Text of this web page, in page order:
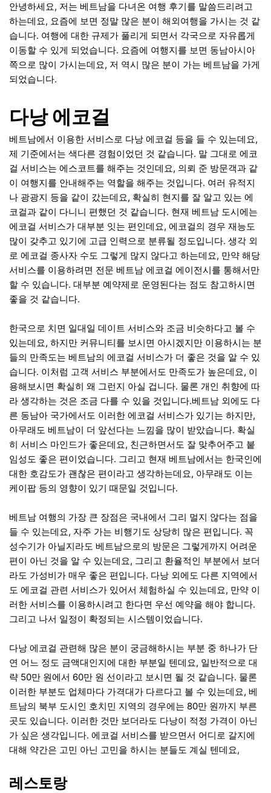
안녕하세요, 저는 베트남을 다녀온 여행 후기를 말씀드리려고
하는데요, 요즘에 보면 정말 많은 분이 해외여행을 가시는 것 같
습니다. 여행에 대한 규제가 풀리게 되면서 각국으로 자유롭게
이동할 수 있게 되었습니다. 요즘에 여행지를 보면 동남아시아
쪽으로 많이 가시는데요, 저 역시 많은 분이 가는 베트남을 가게
되었습니다.
다낭 에코걸
베트남에서 이용한 서비스로 다낭 에코걸 등을 들 수 있는데요,
제 기준에서는 색다른 경험이었던 것 같습니다. 말 그대로 에코
걸 서비스는 에스코트를 해주는 것인데요, 의뢰 준 방문객과 같
이 여행지를 안내해주는 역할을 해주는 것입니다. 여러 유적지
나 광광지 등을 같이 갔는데요, 확실히 현지를 잘 알고 있는 에
코걸과 같이 다니니 편했던 것 같습니다. 현재 베트남 도시에는
에코걸 서비스가 대부분 잇는 편인데요, 에코걸의 경우 재능도
많이 갖추고 있기에 고급 인력으로 분류될 정도입니다. 생각 외
로 에코걸 종사자 수도 그렇게 많지 않다고 하는데요, 만약 해당
서비스를 이용하려면 전문 베트남 에코걸 에이전시를 통해서만
할 수 있습니다. 대부분 예약제로 운영된다는 점도 참고하시면
좋을 것 같습니다.
한국으로 치면 일대일 데이트 서비스와 조금 비슷하다고 볼 수
있는데요, 하지만 커뮤니티를 보시면 아시겠지만 이용하시는 분
들의 만족도는 베트남의 에코걸 서비스가 더 좋은 것을 알 수 있
습니다. 이처럼 고객 서비스 부분에서도 만족도가 높은데요, 이
용해보시면 확실히 왜 그런지 아실 겁니다. 물론 개인 취향에 따
라 생각하는 것은 조금 다를 수 있을 것입니다.베트남 외에도 다
른 동남아 국가에서도 이러한 에코걸 서비스가 있기는 하지만,
아무래도 베트남이 더 앞선다는 느낌을 많이 받았습니다. 확실
히 서비스 마인드가 좋은데요, 친근하면서도 잘 맞추어주고 붙
임성도 좋은 편이었습니다. 그리고 현재 베트남에서는 한국인에
대한 호감도가 괜찮은 편이라고 생각하는데요, 아무래도 이는
케이팝 등의 영향이 있기 때문일 것입니다.
베트남 여행의 가장 큰 장점은 국내에서 그리 멀지 않다는 점을
들 수 있는데요, 자주 가는 비행기도 상당히 많은 편입니다. 꼭
성수기가 아닐지라도 베트남으로의 방문은 그렇게까지 어려운
편이 아닌 것을 알 수 있는데요, 그리고 환율적인 부분에서 보더
라도 가성비가 매우 좋은 편입니다. 다낭 외에도 다른 지역에서
도 에코걸 관련 서비스가 있어서 체험하실 수 있는데요, 만약 이
러한 서비스를 이용하시려고 한다면 우선 예약을 해야 합니다.
그리고 나서 일정이 확정되는 시스템이었습니다.
다낭 에코걸 관련해 많은 분이 궁금해하시는 부분 중 하나가 단
연 어느 정도 금액대인지에 대한 부분일 텐데요, 일반적으로 대
략 50만 원에서 60만 원 선이라고 보시면 될 것 같습니다. 물론
이러한 부분도 업체마다 가격대가 다르다고 볼 수 있는데요, 베
트남의 북부 도시인 호치민 지역의 경우에는 80만 원까지 부른
곳도 있습니다. 이러한 것만 보더라도 다낭이 적정 가격이 아닌
가 싶은 생각입니다. 에코걸 서비스를 받으면서 어디로 갈지에
대해 약간은 고민 아닌 고민을 하시는 분들도 계실 텐데요,
레스토랑